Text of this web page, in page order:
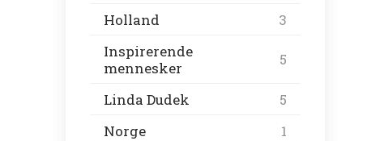
Holland
3
Inspirerende
mennesker
5
Linda Dudek
5
Norge
1